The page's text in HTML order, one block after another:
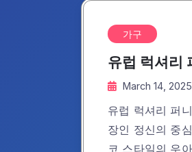
가구
유럽 럭셔리
March 14, 2025
유럽 럭셔리 퍼
장인 정신의 중
코 스타일의 우